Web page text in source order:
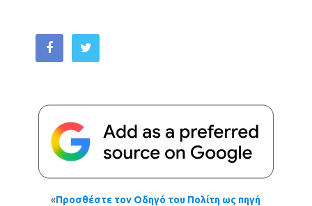
«Προσθέστε τον Οδηγό του Πολίτη ως πηγή